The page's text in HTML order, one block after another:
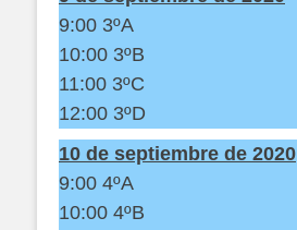
9:00 3ºA
10:00 3ºB
11:00 3ºC
12:00 3ºD
10 de septiembre de 2020
9:00 4ºA
10:00 4ºB